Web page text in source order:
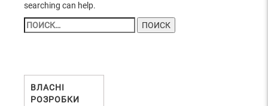
searching can help.
НАЙТИ:
ВЛАСНІ
РОЗРОБКИ